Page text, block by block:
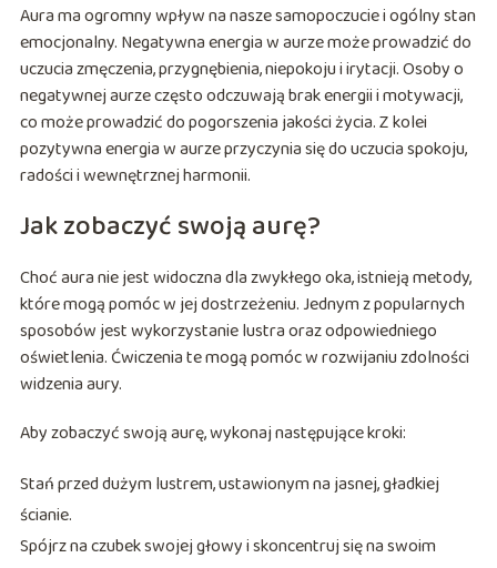
Aura ma ogromny wpływ na nasze samopoczucie i ogólny stan
emocjonalny. Negatywna energia w aurze może prowadzić do
uczucia zmęczenia, przygnębienia, niepokoju i irytacji. Osoby o
negatywnej aurze często odczuwają brak energii i motywacji,
co może prowadzić do pogorszenia jakości życia. Z kolei
pozytywna energia w aurze przyczynia się do uczucia spokoju,
radości i wewnętrznej harmonii.
Jak zobaczyć swoją aurę?
Choć aura nie jest widoczna dla zwykłego oka, istnieją metody,
które mogą pomóc w jej dostrzeżeniu. Jednym z popularnych
sposobów jest wykorzystanie lustra oraz odpowiedniego
oświetlenia. Ćwiczenia te mogą pomóc w rozwijaniu zdolności
widzenia aury.
Aby zobaczyć swoją aurę, wykonaj następujące kroki:
Stań przed dużym lustrem, ustawionym na jasnej, gładkiej
ścianie.
Spójrz na czubek swojej głowy i skoncentruj się na swoim